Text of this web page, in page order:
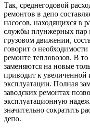
Так, среднегодовой
ремонтов в депо
насосов, находящихся в
службы плунжерных пар
грузовом движении,
говорит о
ремонте тепловозов. В
заменяются на новые
приводит к увеличенной
эксплуатации. Полная
заводских ремонтах
эксплуатационную
значительно сократить
депо.